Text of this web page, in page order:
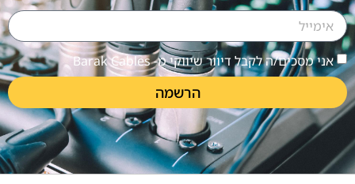
אני מסכים/ה לקבל דיוור שיווקי מ- Barak Cables
הרשמה